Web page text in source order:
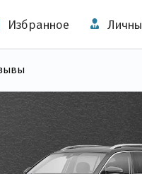
Избранное